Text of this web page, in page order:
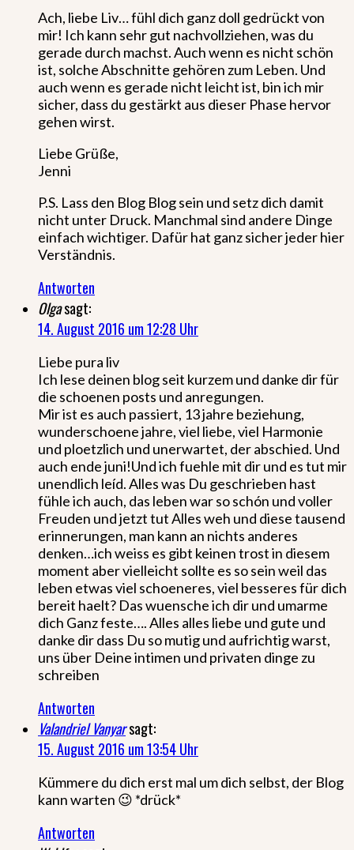
Ach, liebe Liv… fühl dich ganz doll gedrückt von
mir! Ich kann sehr gut nachvollziehen, was du
gerade durch machst. Auch wenn es nicht schön
ist, solche Abschnitte gehören zum Leben. Und
auch wenn es gerade nicht leicht ist, bin ich mir
sicher, dass du gestärkt aus dieser Phase hervor
gehen wirst.
Liebe Grüße,
Jenni
P.S. Lass den Blog Blog sein und setz dich damit
nicht unter Druck. Manchmal sind andere Dinge
einfach wichtiger. Dafür hat ganz sicher jeder hier
Verständnis.
Antworten
Olgasagt:
14. August 2016 um 12:28 Uhr
Liebe pura liv
Ich lese deinen blog seit kurzem und danke dir für
die schoenen posts und anregungen.
Mir ist es auch passiert, 13 jahre beziehung,
wunderschoene jahre, viel liebe, viel Harmonie
und ploetzlich und unerwartet, der abschied. Und
auch ende juni!Und ich fuehle mit dir und es tut mir
unendlich leíd. Alles was Du geschrieben hast
fühle ich auch, das leben war so schón und voller
Freuden und jetzt tut Alles weh und diese tausend
erinnerungen, man kann an nichts anderes
denken…ich weiss es gibt keinen trost in diesem
moment aber vielleicht sollte es so sein weil das
leben etwas viel schoeneres, viel besseres für dich
bereit haelt? Das wuensche ich dir und umarme
dich Ganz feste…. Alles alles liebe und gute und
danke dir dass Du so mutig und aufrichtig warst,
uns über Deine intimen und privaten dinge zu
schreiben
Antworten
Valandriel Vanyarsagt:
15. August 2016 um 13:54 Uhr
Kümmere du dich erst mal um dich selbst, der Blog
kann warten 😉 *drück*
Antworten